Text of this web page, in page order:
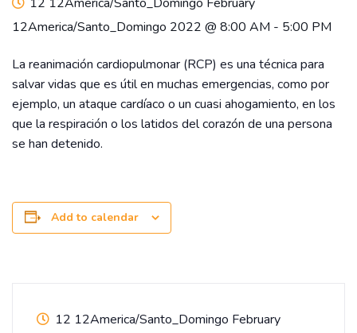
12America/Santo_Domingo 2022 @ 8:00 AM - 5:00 PM
La reanimación cardiopulmonar (RCP) es una técnica para
salvar vidas que es útil en muchas emergencias, como por
ejemplo, un ataque cardíaco o un cuasi ahogamiento, en los
que la respiración o los latidos del corazón de una persona
se han detenido.
Add to calendar
12 12America/Santo_Domingo February